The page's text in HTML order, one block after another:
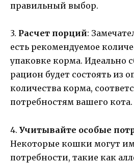
правильный выбор.
3. Расчет порций:
есть рекомендуемое
упаковке корма. Идеально
рацион будет состоять из
количества корма,
потребностям вашего кота.
4. Учитывайте особые
Некоторые кошки могут
потребности, такие как